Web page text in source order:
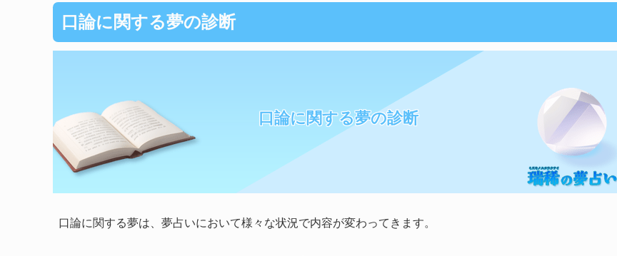
口論に関する夢の診断
口論に関する夢の診断
口論に関する夢は、夢占いにおいて様々な状況で内容が変わってきます。